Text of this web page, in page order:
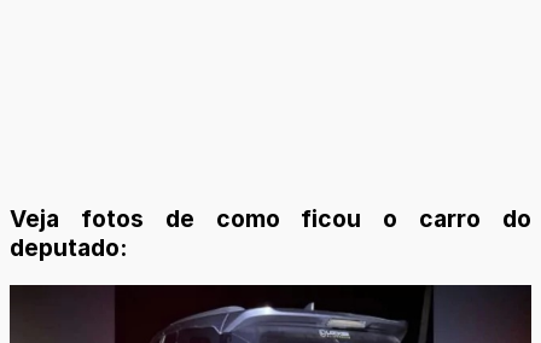
Veja fotos de como ficou o carro do
deputado: